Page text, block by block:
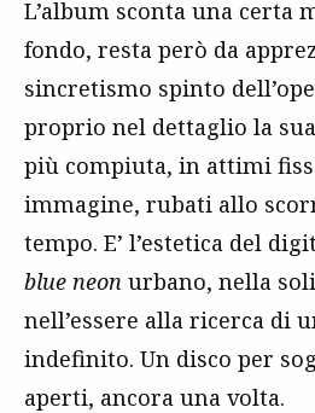
L’album sconta una certa
fondo, resta però da
sincretismo spinto
proprio nel dettaglio la
più compiuta, in attimi
immagine, rubati allo
tempo. E’ l’estetica del
blue neon urbano, nella
nell’essere alla ricerca di
indefinito. Un disco per
aperti, ancora una volta.